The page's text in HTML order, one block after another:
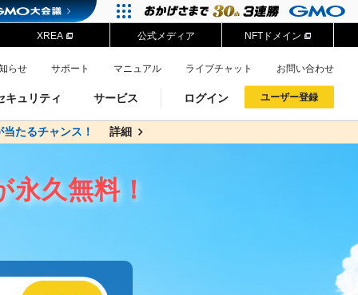
XREA 公式メディア NFTドメイン
.jpドメインオークション
キュリティ サービス
ドメイン・ホスティングOEM
らせ サポート マニュアル ライブチャット お問い合わせ
ログイン ユーザー登録
たるチャンス！ 詳細
詳細
永久無料！